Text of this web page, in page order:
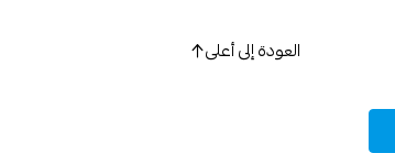
العودة إلى أعلى